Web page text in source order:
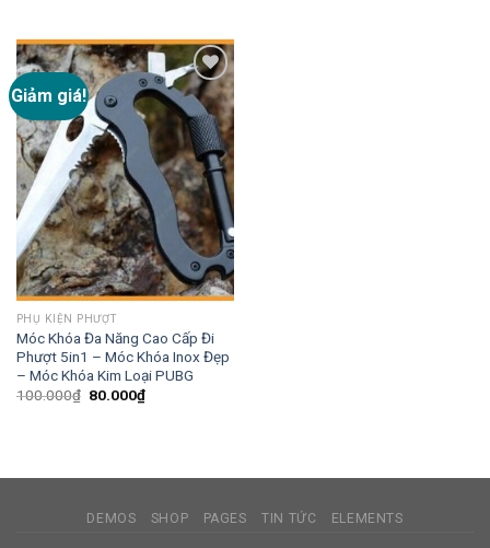
Giảm giá!
Add to
wishlist
PHỤ KIỆN PHƯỢT
Móc Khóa Đa Năng Cao Cấp Đi
Phượt 5in1 – Móc Khóa Inox Đẹp
– Móc Khóa Kim Loại PUBG
100.000₫ 80.000₫
DEMOS SHOP PAGES TIN TỨC ELEMENTS